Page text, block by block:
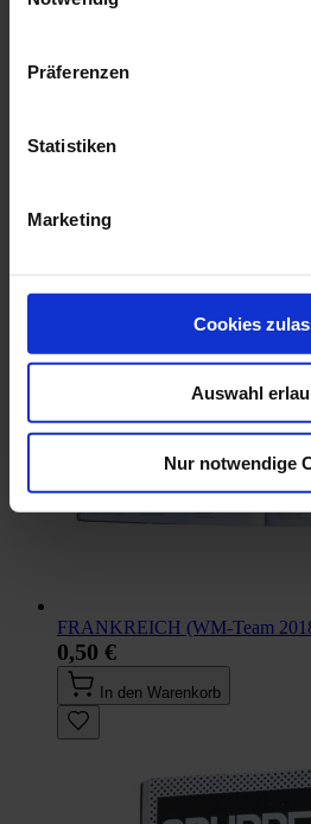
Präferenzen
Statistiken
Marketing
Cookies
Auswahl
Nur notwendige
Finalsticker Gruppe A - H
FRANKREICH (WM-Team
0,50 €
In den Warenkorb